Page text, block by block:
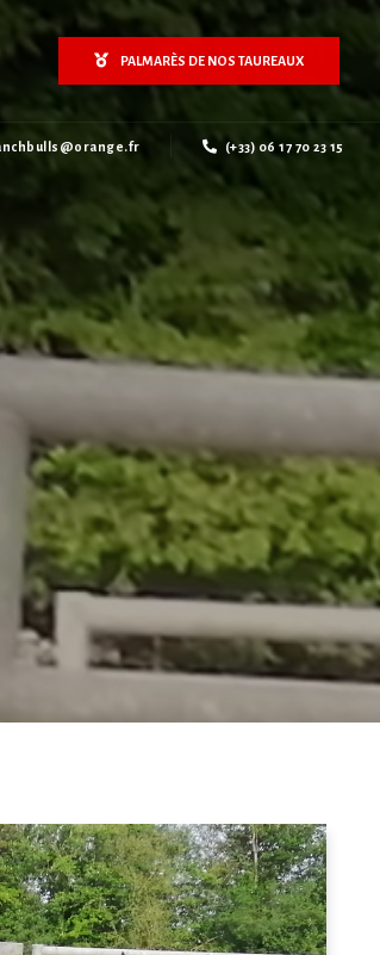
PALMARÈS DE NOS TAUREAUX
(+33) 06 17 70 23 15